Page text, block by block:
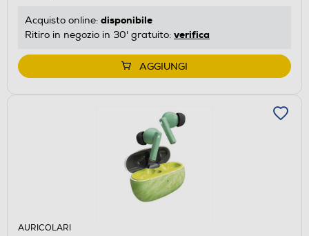
Acquisto online: disponibile
Ritiro in negozio in 30' gratuito: verifica
AGGIUNGI
AURICOLARI